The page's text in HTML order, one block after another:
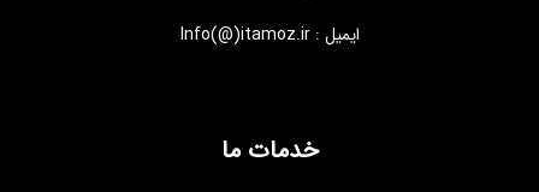
ایمیل : Info(@)itamoz.ir
خدمات ما